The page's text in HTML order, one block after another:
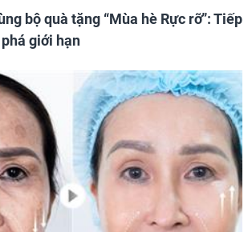
bộ quà tặng “Mùa hè Rực rỡ”: Tiếp
giới hạn